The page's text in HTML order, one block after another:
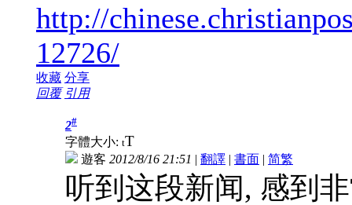
http://
12726/
收藏 分享
回覆 引用
2#
字體大小: tT
遊客 2012/8/16 21:51 | 翻譯 | 書面 | 简繁
听到这段新闻, 感到